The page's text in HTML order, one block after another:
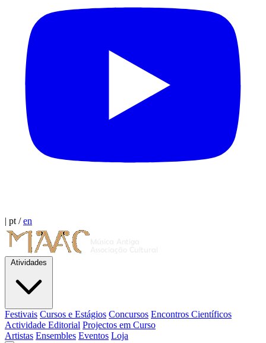
| pt / en
Atividades
Festivais Cursos e Estágios Concursos Encontros Científicos
Actividade Editorial Projectos em Curso
Artistas Ensembles Eventos Loja